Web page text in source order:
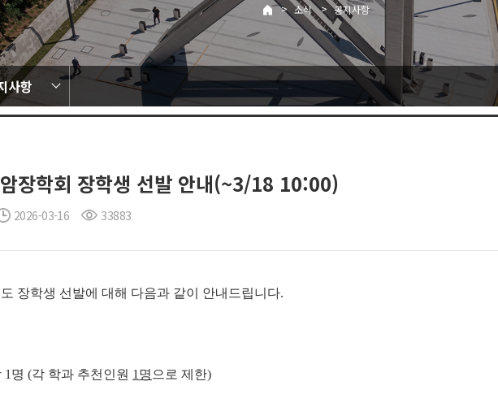
> 소식 > 공지사항
사항
장학회 장학생 선발 안내(~3/18 10:00)
2026-03-16 33883
장학생 선발에 대해 다음과 같이 안내드립니다.
명 (각 학과 추천인원 1 명 으로 제한)